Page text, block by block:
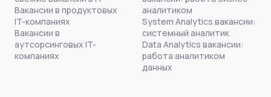
Вакансии в продуктовых
IT-компаниях
Вакансии в
аутсорсинговых IT-
компаниях
аналитиком
System Analytics вакансии:
системный аналитик
Data Analytics вакансии:
работа аналитиком
данных